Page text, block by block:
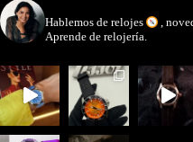
Hablemos de relojes ,
Aprende de relojería.